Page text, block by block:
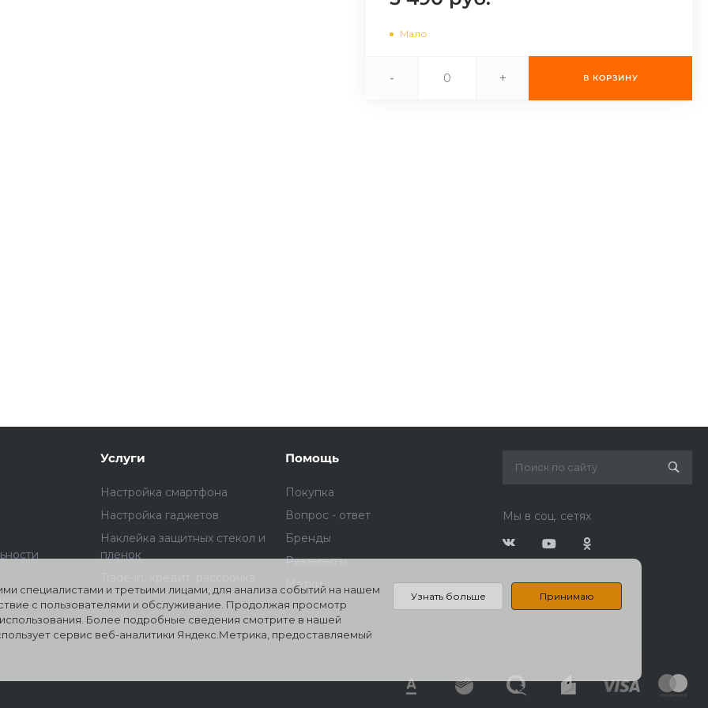
Подробнееоб оплате Плайтом
25
Остались вопросы?
plait.ru
Мало
- + В КОРЗИНУ
Услуги
Настройка смартфона
Настройка гаджетов
Наклейка защитных стекол и
пленок
Помощь
Покупка
Вопрос - ответ
Бренды
Реквизиты
Метки
Мы в соц. сетях
специалистами и третьими лицами, для анализа событий на нашем
с пользователями и обслуживание. Продолжая просмотр
Более подробные сведения смотрите в нашей
сервис веб-аналитики Яндекс.Метрика, предоставляемый
Узнать больше Принимаю